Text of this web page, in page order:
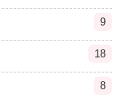
9
18
8